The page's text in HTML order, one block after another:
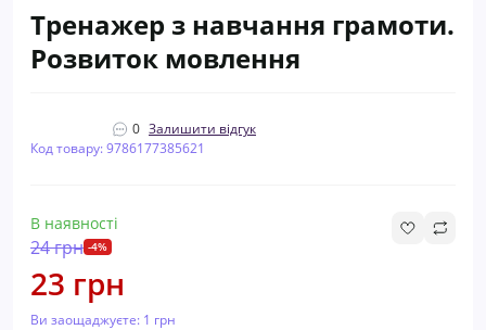
Тренажер з навчання грамоти.
Розвиток мовлення
0 Залишити відгук
Код товару: 9786177385621
В наявності
24 грн -4%
23 грн
Ви заощаджуєте: 1 грн